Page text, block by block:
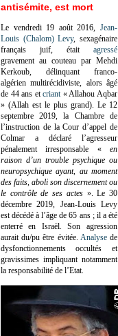
antisémite, est mort
Le vendredi 19 août 2016, Jean-
Louis (Chalom) Levy, sexagénaire
français juif, était agressé
gravement au couteau par Mehdi
Kerkoub, délinquant franco-
algérien multirécidiviste, alors âgé
de 44 ans etcriant « Allahou Aqbar
» (Allah est le plus grand). Le 12
septembre 2019, la Chambre de
l’instruction de la Cour d’appel de
Colmar a déclaré l’agresseur
pénalement irresponsable «en
raison d’un trouble psychique ou
neuropsychique ayant, au moment
des faits, aboli son discernement ou
le contrôle de ses actes». Le 30
décembre 2019, Jean-Louis Levy
est décédé à l’âge de 65 ans ; il a été
enterré en Israël. Son agression
aurait du/pu être évitée. Analysede
dysfonctionnements occultés et
gravissimes impliquant notamment
la responsabilité de l’Etat.